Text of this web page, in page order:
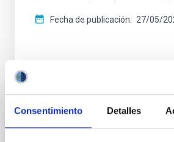
Consentimiento Detalles
Fecha de publicación 27/05/
NOTA DE PRENSA